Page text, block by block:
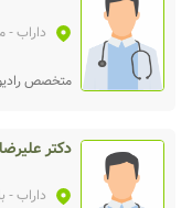
داراب-
متخصص
دکتر
داراب-